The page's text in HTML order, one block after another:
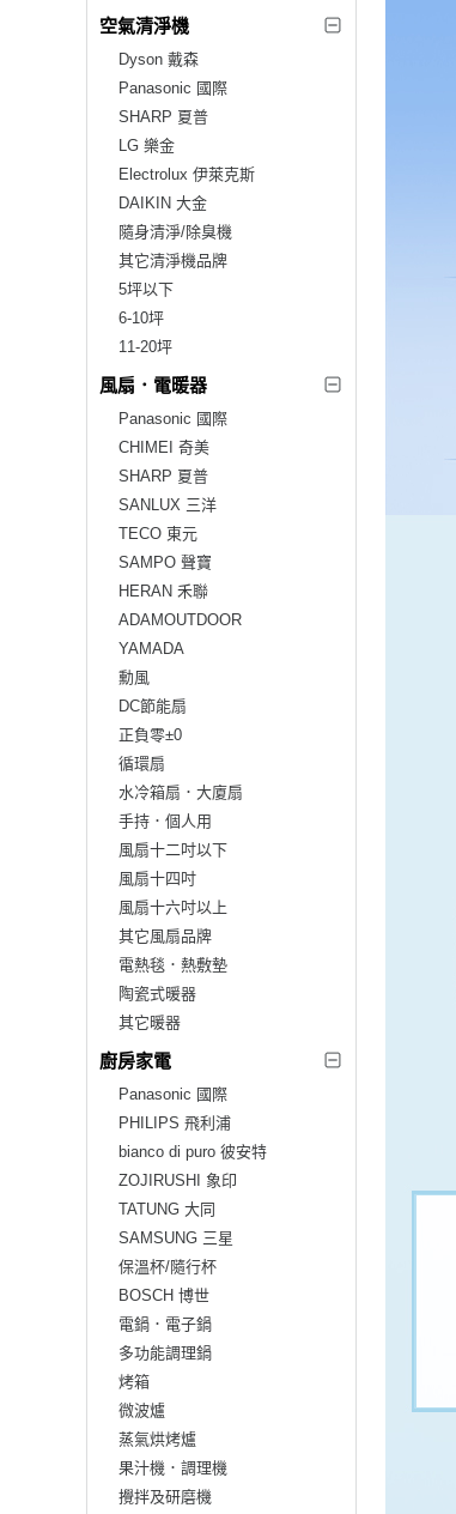
空氣清淨機
Dyson 戴森
Panasonic 國際
SHARP 夏普
LG 樂金
Electrolux 伊萊克斯
DAIKIN 大金
隨身清淨/除臭機
其它清淨機品牌
5坪以下
6-10坪
11-20坪
風扇．電暖器
Panasonic 國際
CHIMEI 奇美
SHARP 夏普
SANLUX 三洋
TECO 東元
SAMPO 聲寶
HERAN 禾聯
ADAMOUTDOOR
YAMADA
勳風
DC節能扇
正負零±0
循環扇
水冷箱扇．大廈扇
手持．個人用
風扇十二吋以下
風扇十四吋
風扇十六吋以上
其它風扇品牌
電熱毯．熱敷墊
陶瓷式暖器
其它暖器
廚房家電
Panasonic 國際
PHILIPS 飛利浦
bianco di puro 彼安特
ZOJIRUSHI 象印
TATUNG 大同
SAMSUNG 三星
保溫杯/隨行杯
BOSCH 博世
電鍋．電子鍋
多功能調理鍋
烤箱
微波爐
蒸氣烘烤爐
果汁機．調理機
攪拌及研磨機